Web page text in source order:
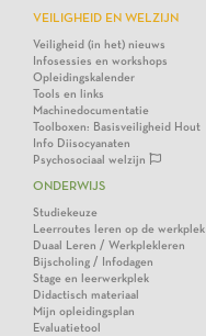
VEILIGHEID EN WELZIJN
Veiligheid (in het) nieuws
Infosessies en workshops
Opleidingskalender
Tools en links
Machinedocumentatie
Toolboxen: Basisveiligheid Hout
Info Diisocyanaten
Psychosociaal welzijn
ONDERWIJS
Studiekeuze
Leerroutes leren op de werkplek
Duaal Leren / Werkplekleren
Bijscholing / Infodagen
Stage en leerwerkplek
Didactisch materiaal
Mijn opleidingsplan
Evaluatietool